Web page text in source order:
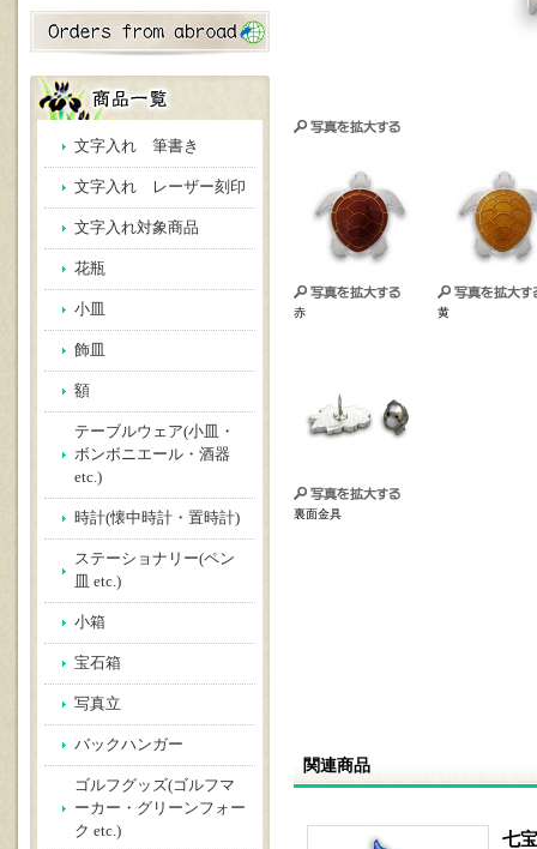
文字入れ 筆書き
文字入れ レーザー刻印
文字入れ対象商品
花瓶
小皿
飾皿
額
テーブルウェア(小皿・
ボンボニエール・酒器
etc.)
時計(懐中時計・置時計)
ステーショナリー(ペン
皿 etc.)
小箱
宝石箱
写真立
バックハンガー
ゴルフグッズ(ゴルフマ
ーカー・グリーンフォー
ク etc.)
赤 黄
裏面金具
関連商品
七